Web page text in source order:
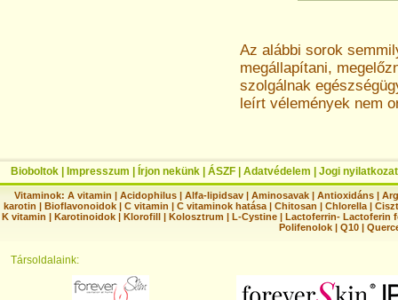
Az alábbi sorok
megállapítani,
szolgálnak
leírt vélemények nem
Bioboltok Impresszum Írjon nekünk ÁSZF Adatvédelem Jogi nyilatkozat
Vitaminok: A vitamin |Acidophilus |Alfa-lipidsav |Aminosavak |Antioxidáns |
karotin | Bioflavonoidok | C vitamin | C vitaminok hatása | Chitosan | Chlorella |
K vitamin | Karotinoidok | Klorofill | Kolosztrum | L-Cystine | Lactoferrin- Lactoferin
Polifenolok |Q10 |
Társoldalaink: